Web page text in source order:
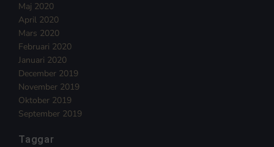
Maj 2020
April 2020
Mars 2020
Februari 2020
Januari 2020
December 2019
November 2019
Oktober 2019
September 2019
Taggar